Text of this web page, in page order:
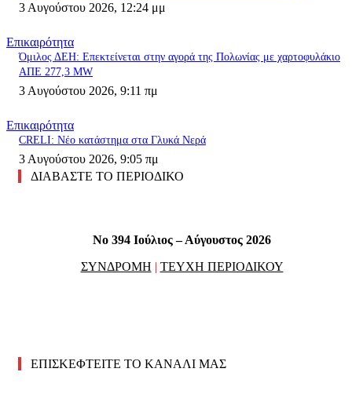
3 Αυγούστου 2026, 12:24 μμ
Επικαιρότητα
Όμιλος ΔΕΗ: Επεκτείνεται στην αγορά της Πολωνίας με χαρτοφυλάκιο
ΑΠΕ 277,3 MW
3 Αυγούστου 2026, 9:11 πμ
Επικαιρότητα
CRELI: Νέο κατάστημα στα Γλυκά Νερά
3 Αυγούστου 2026, 9:05 πμ
ΔΙΑΒΑΣΤΕ ΤΟ ΠΕΡΙΟΔΙΚΟ
No 394 Ιούλιος – Αύγουστος 2026
ΣΥΝΔΡΟΜΗ | ΤΕΥΧΗ ΠΕΡΙΟΔΙΚΟΥ
ΕΠΙΣΚΕΦΤΕΙΤΕ ΤΟ ΚΑΝΑΛΙ ΜΑΣ